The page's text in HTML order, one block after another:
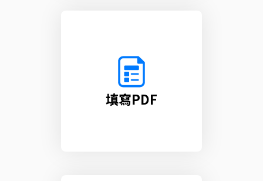
填寫PDF